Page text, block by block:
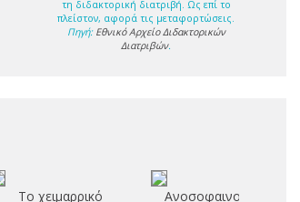
τη διδακτορική διατριβή. Ως επί το
πλείστον, αφορά τις μεταφορτώσεις.
Πηγή: Εθνικό Αρχείο Διδακτορικών
Διατριβών.
Το χειμαρρικό
Ανοσοφαινοτυπική